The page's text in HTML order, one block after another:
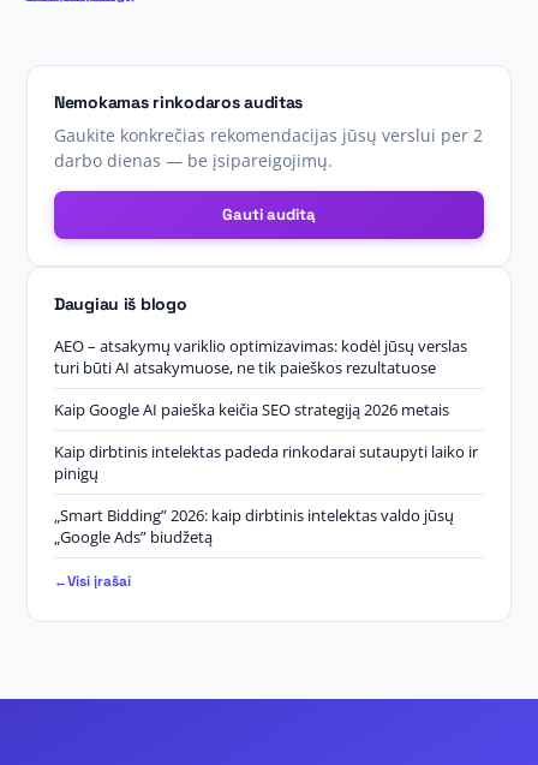
Nemokamas rinkodaros auditas
Gaukite konkrečias rekomendacijas jūsų verslui per 2
darbo dienas — be įsipareigojimų.
Gauti auditą
Daugiau iš blogo
AEO – atsakymų variklio optimizavimas: kodėl jūsų verslas
turi būti AI atsakymuose, ne tik paieškos rezultatuose
Kaip Google AI paieška keičia SEO strategiją 2026 metais
Kaip dirbtinis intelektas padeda rinkodarai sutaupyti laiko ir
pinigų
„Smart Bidding” 2026: kaip dirbtinis intelektas valdo jūsų
„Google Ads” biudžetą
Visi įrašai